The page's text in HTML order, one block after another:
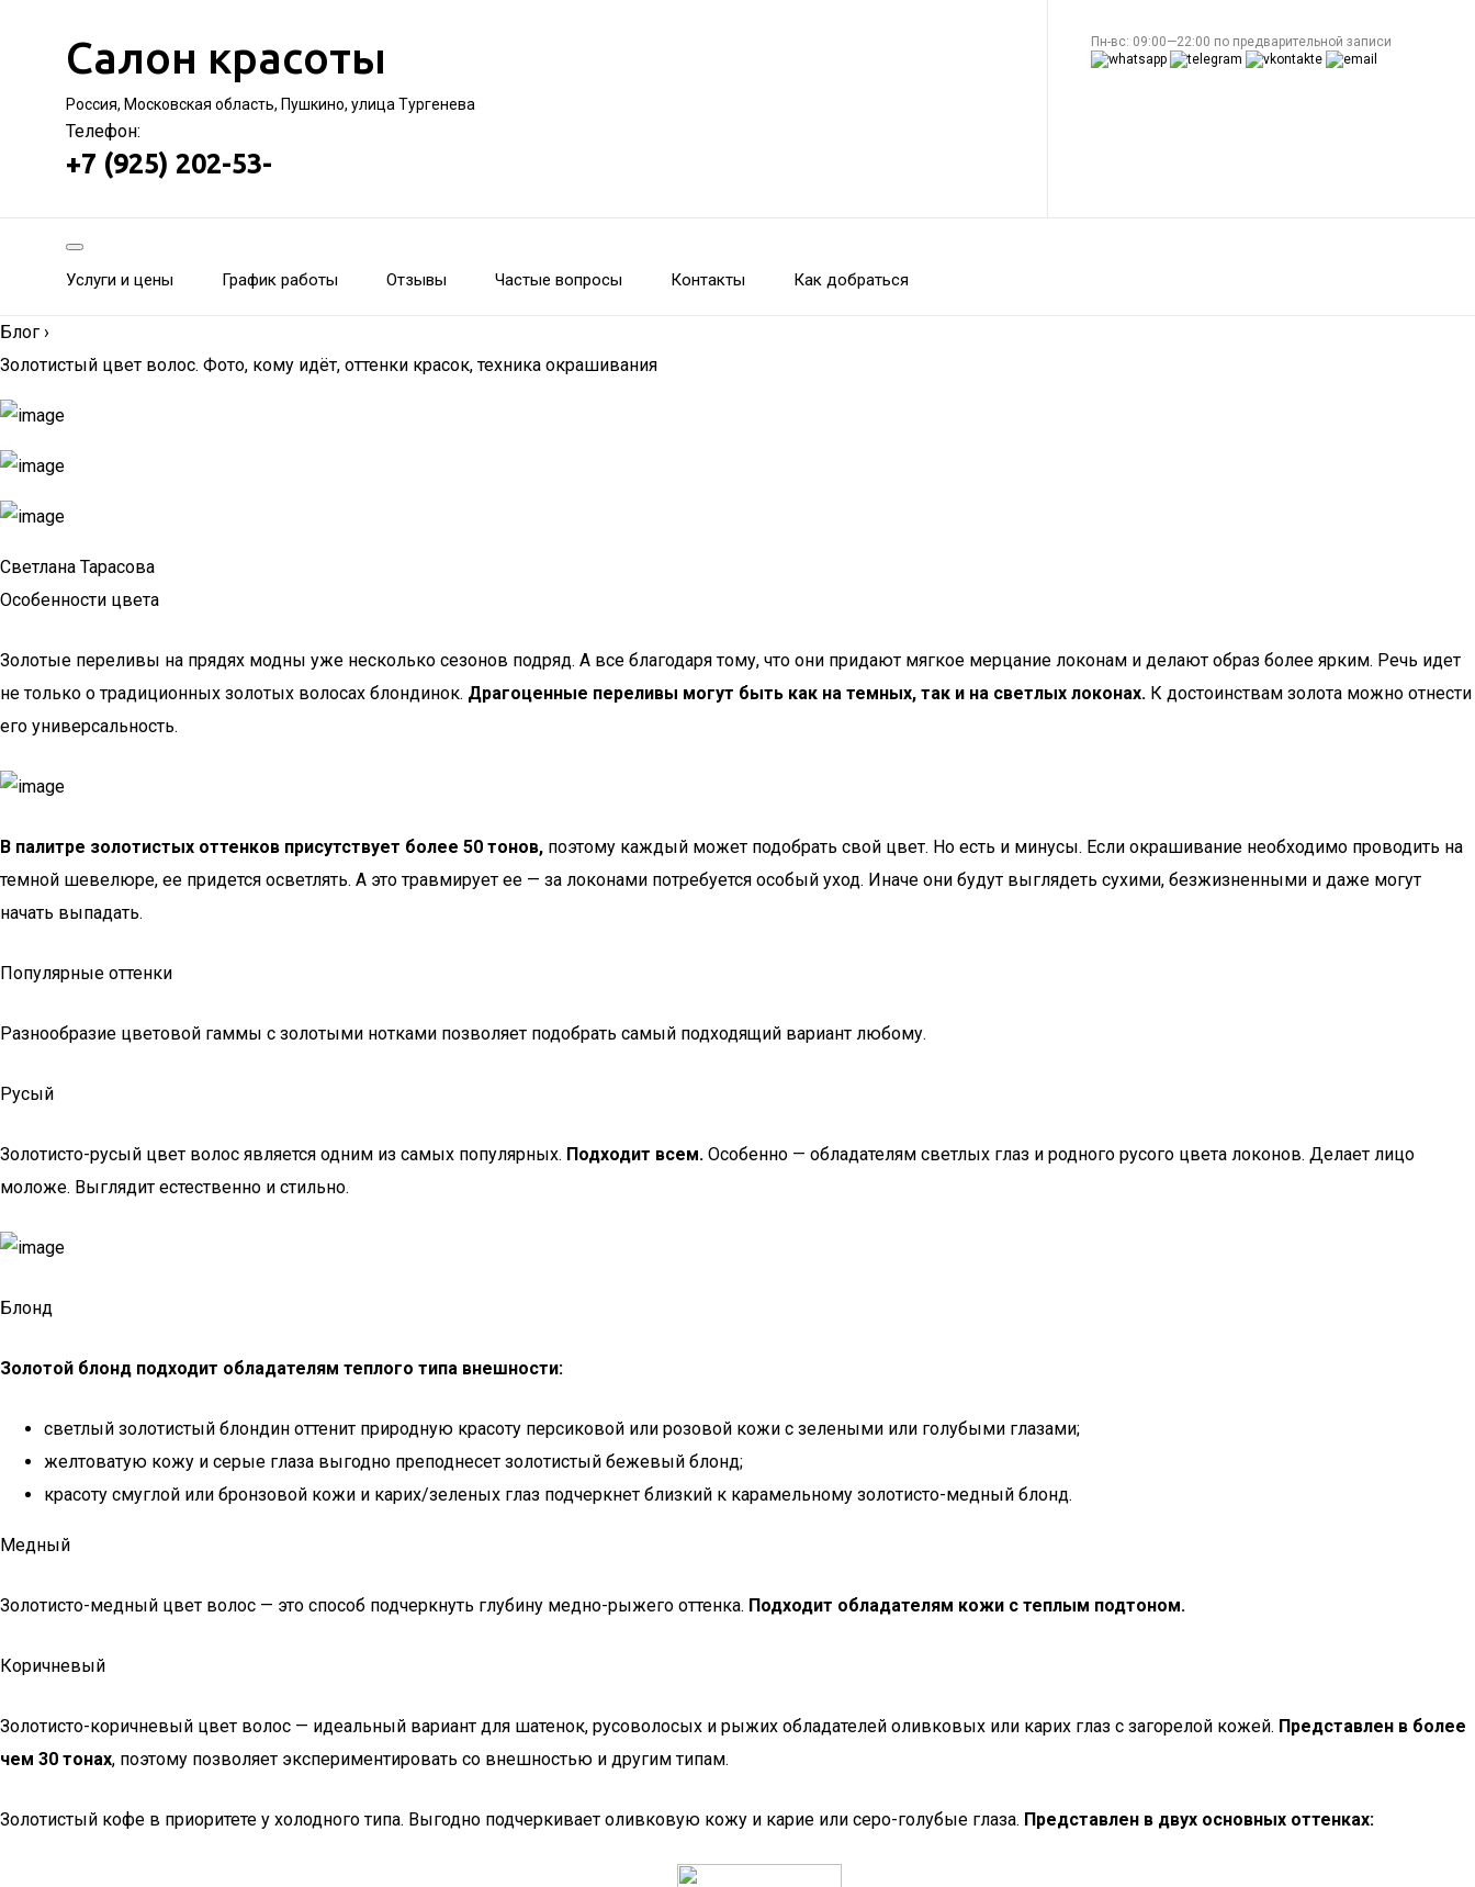
Салон красоты
Россия, Московская область, Пушкино, улица Тургенева
Телефон:
+7 (925) 202-53-
Пн-вс: 09:00—22:00 по предварительной записи
Услуги и цены График работы Отзывы Частые вопросы Контакты Как добраться
Блог ›
Золотистый цвет волос. Фото, кому идёт, оттенки красок, техника окрашивания
Светлана Тарасова
Особенности цвета
Золотые переливы на прядях модны уже несколько сезонов подряд. А все благодаря тому, что они придают мягкое мерцание локонам и делают образ более ярким. Речь идет
не только о традиционных золотых волосах блондинок. Драгоценные переливы могут быть как на темных, так и на светлых локонах. К достоинствам золота можно отнести
его универсальность.
В палитре золотистых оттенков присутствует более 50 тонов, поэтому каждый может подобрать свой цвет. Но есть и минусы. Если окрашивание необходимо проводить на
темной шевелюре, ее придется осветлять. А это травмирует ее — за локонами потребуется особый уход. Иначе они будут выглядеть сухими, безжизненными и даже могут
начать выпадать.
Популярные оттенки
Разнообразие цветовой гаммы с золотыми нотками позволяет подобрать самый подходящий вариант любому.
Русый
Золотисто-русый цвет волос является одним из самых популярных. Подходит всем. Особенно — обладателям светлых глаз и родного русого цвета локонов. Делает лицо
моложе. Выглядит естественно и стильно.
Блонд
Золотой блонд подходит обладателям теплого типа внешности:
светлый золотистый блондин оттенит природную красоту персиковой или розовой кожи с зелеными или голубыми глазами;
желтоватую кожу и серые глаза выгодно преподнесет золотистый бежевый блонд;
красоту смуглой или бронзовой кожи и карих/зеленых глаз подчеркнет близкий к карамельному золотисто-медный блонд.
Медный
Золотисто-медный цвет волос — это способ подчеркнуть глубину медно-рыжего оттенка. Подходит обладателям кожи с теплым подтоном.
Коричневый
Золотисто-коричневый цвет волос — идеальный вариант для шатенок, русоволосых и рыжих обладателей оливковых или карих глаз с загорелой кожей. Представлен в более
чем 30 тонах, поэтому позволяет экспериментировать со внешностью и другим типам.
Золотистый кофе в приоритете у холодного типа. Выгодно подчеркивает оливковую кожу и карие или серо-голубые глаза. Представлен в двух основных оттенках: